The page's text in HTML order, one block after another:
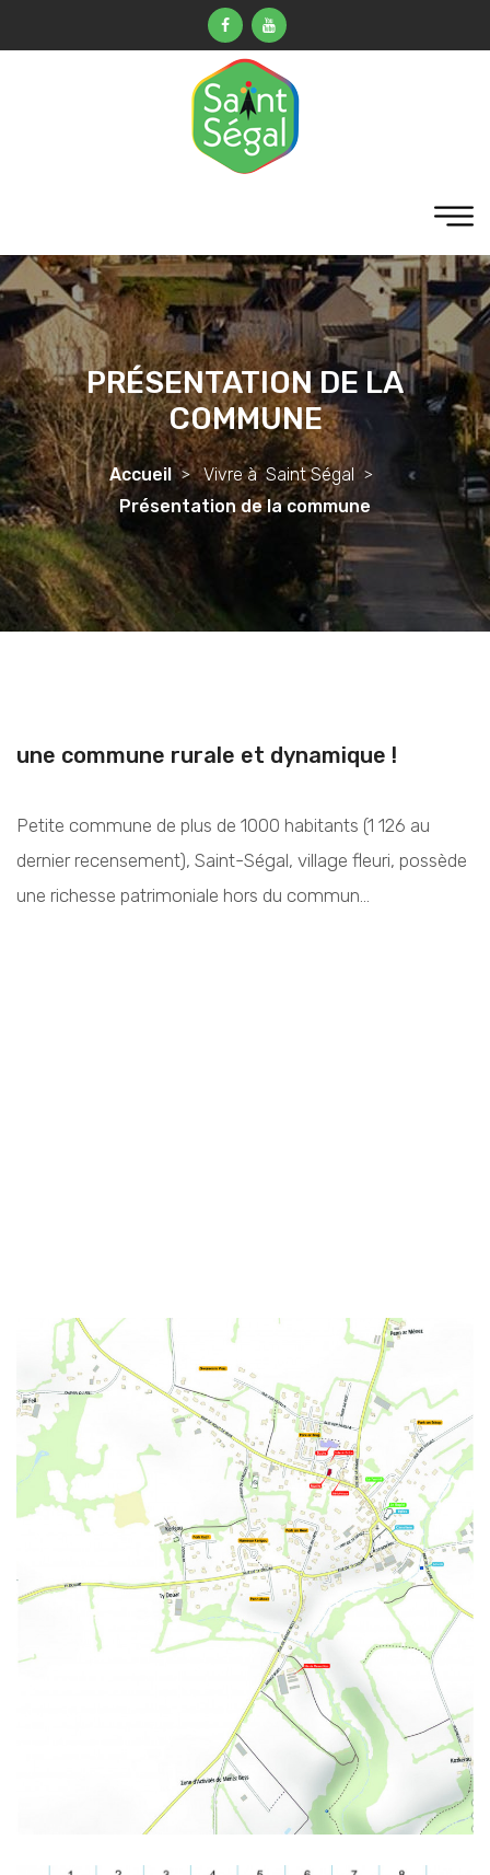
PRÉSENTATION DE LA
COMMUNE
Accueil
Vivre à Saint Ségal
Présentation de la commune
une commune rurale et dynamique !
Petite commune de plus de 1000 habitants (1 126 au
dernier recensement), Saint-Ségal, village fleuri, possède
une richesse patrimoniale hors du commun…